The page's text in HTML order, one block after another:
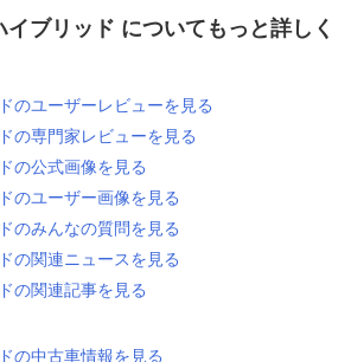
ブリッド についてもっと詳しく
のユーザーレビューを見る
の専門家レビューを見る
の公式画像を見る
のユーザー画像を見る
のみんなの質問を見る
の関連ニュースを見る
の関連記事を見る
の中古車情報を見る